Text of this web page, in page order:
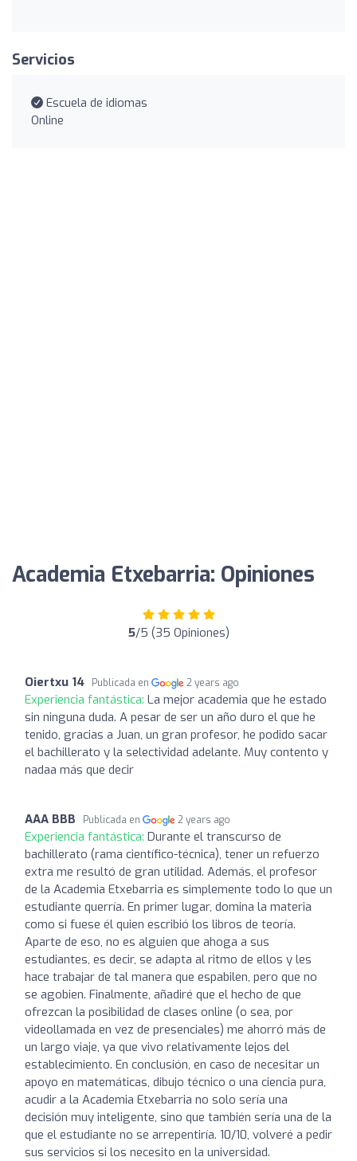
Servicios
Escuela de idiomas
Online
Academia Etxebarria: Opiniones
5/5 (35 Opiniones)
Oiertxu 14 Publicada en 2 years ago
Experiencia fantástica: La mejor academia que he estado
sin ninguna duda. A pesar de ser un año duro el que he
tenido, gracias a Juan, un gran profesor, he podido sacar
el bachillerato y la selectividad adelante. Muy contento y
nadaa más que decir
AAA BBB Publicada en 2 years ago
Experiencia fantástica: Durante el transcurso de
bachillerato (rama científico-técnica), tener un refuerzo
extra me resultó de gran utilidad. Además, el profesor
de la Academia Etxebarria es simplemente todo lo que un
estudiante querría. En primer lugar, domina la materia
como si fuese él quien escribió los libros de teoría.
Aparte de eso, no es alguien que ahoga a sus
estudiantes, es decir, se adapta al ritmo de ellos y les
hace trabajar de tal manera que espabilen, pero que no
se agobien. Finalmente, añadiré que el hecho de que
ofrezcan la posibilidad de clases online (o sea, por
videollamada en vez de presenciales) me ahorró más de
un largo viaje, ya que vivo relativamente lejos del
establecimiento. En conclusión, en caso de necesitar un
apoyo en matemáticas, dibujo técnico o una ciencia pura,
acudir a la Academia Etxebarria no solo sería una
decisión muy inteligente, sino que también sería una de la
que el estudiante no se arrepentiría. 10/10, volveré a pedir
sus servicios si los necesito en la universidad.